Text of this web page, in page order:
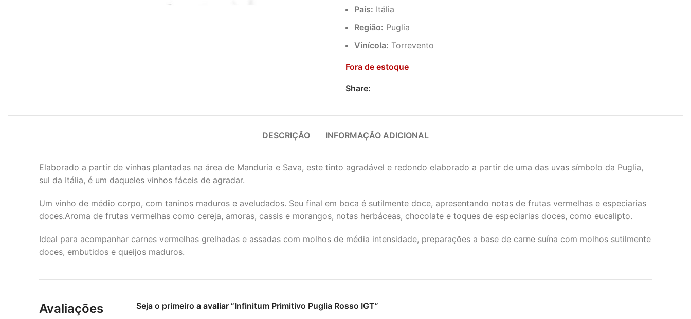
País: Itália
Região: Puglia
Vinícola: Torrevento
Fora de estoque
Share:
DESCRIÇÃO INFORMAÇÃO ADICIONAL
Elaborado a partir de vinhas plantadas na área de Manduria e Sava, este tinto agradável e redondo elaborado a partir de uma das uvas símbolo da Puglia,
sul da Itália, é um daqueles vinhos fáceis de agradar.
Um vinho de médio corpo, com taninos maduros e aveludados. Seu final em boca é sutilmente doce, apresentando notas de frutas vermelhas e especiarias
doces.Aroma de frutas vermelhas como cereja, amoras, cassis e morangos, notas herbáceas, chocolate e toques de especiarias doces, como eucalipto.
Ideal para acompanhar carnes vermelhas grelhadas e assadas com molhos de média intensidade, preparações a base de carne suína com molhos sutilmente
doces, embutidos e queijos maduros.
Avaliações Seja o primeiro a avaliar “Infinitum Primitivo Puglia Rosso IGT”